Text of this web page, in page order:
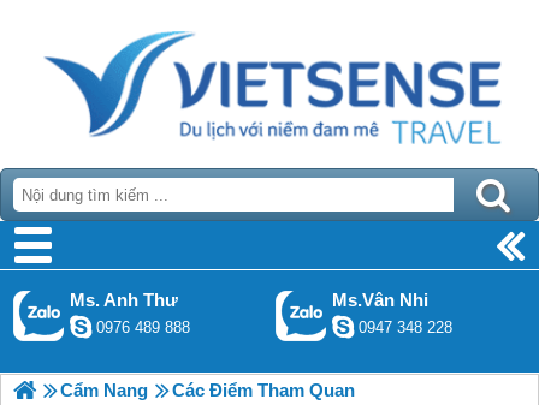
Ms. Anh Thư
0976 489 888
Ms.Vân Nhi
0947 348 228
Cẩm Nang
Các Điểm Tham Quan